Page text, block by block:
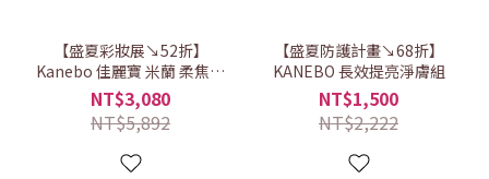
【盛夏彩妝展↘52折】
Kanebo 佳麗寶 米蘭 柔焦無
暇典藏限定組
NT$3,080
NT$5,892
【盛夏防護計畫↘68折】
KANEBO 長效提亮淨膚組
NT$1,500
NT$2,222